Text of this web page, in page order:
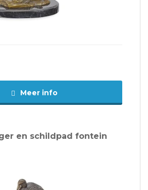
Meer info
en schildpad fontein